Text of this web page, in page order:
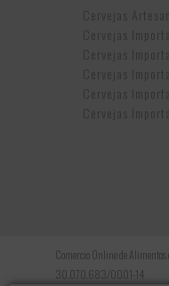
Cervejas
Cervejas
Cervejas
Cervejas
Cervejas
Cervejas
Comercio Online de Alimentos
30.070.683/0001-14